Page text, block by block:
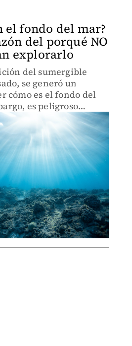
el fondo del mar?
del porqué NO
explorarlo
del sumergible
se generó un
cómo es el fondo del
es peligroso
te decimos los motivos